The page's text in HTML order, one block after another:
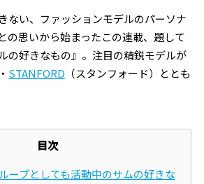
ない、ファッションモデルのパーソナ
の思いから始まったこの連載、題して
の好きなもの』。注目の精鋭モデルが
STANFORD （スタンフォード）ととも
目次
ープとしても活動中のサムの好きな